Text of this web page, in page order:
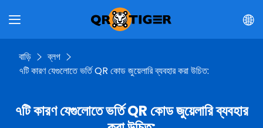
বাড়ি
ব্লগ
৭টি কারণ যেগুলোতে ভর্তি QR কোড জুয়েলারি ব্যবহার করা উচিত:
৭টি কারণ যেগুলোতে ভর্তি QR কোড জুয়েলারি ব্যবহার